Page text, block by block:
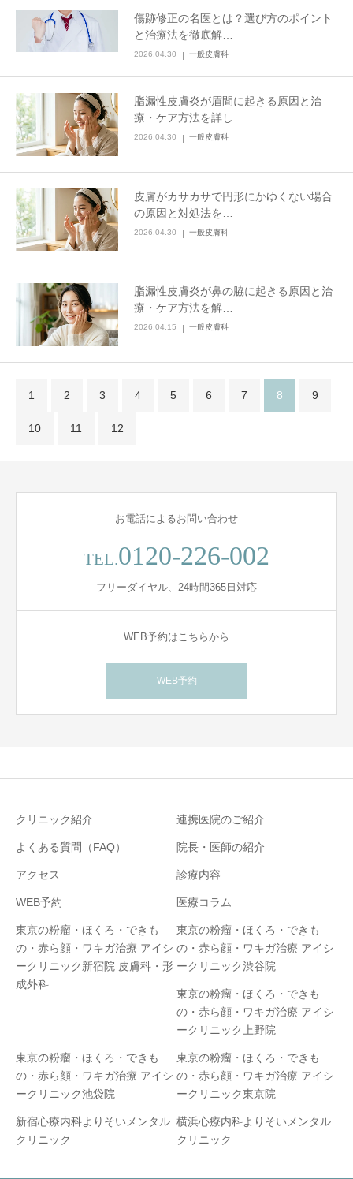
傷跡修正の名医とは？選び方のポイント
と治療法を徹底解…
2026.04.30 一般皮膚科
脂漏性皮膚炎が眉間に起きる原因と治
療・ケア方法を詳し…
2026.04.30 一般皮膚科
皮膚がカサカサで円形にかゆくない場合
の原因と対処法を…
2026.04.30 一般皮膚科
脂漏性皮膚炎が鼻の脇に起きる原因と治
療・ケア方法を解…
2026.04.15 一般皮膚科
1 2 3 4 5 6 7 8 9
10 11 12
お電話によるお問い合わせ
TEL.0120-226-002
フリーダイヤル、24時間365日対応
WEB予約はこちらから
WEB予約
クリニック紹介 連携医院のご紹介
よくある質問（FAQ） 院長・医師の紹介
アクセス 診療内容
WEB予約 医療コラム
東京の粉瘤・ほくろ・できも
の・赤ら顔・ワキガ治療 アイシ
ークリニック新宿院 皮膚科・形
成外科
東京の粉瘤・ほくろ・できも
の・赤ら顔・ワキガ治療 アイシ
ークリニック渋谷院
東京の粉瘤・ほくろ・できも
の・赤ら顔・ワキガ治療 アイシ
ークリニック上野院
東京の粉瘤・ほくろ・できも
の・赤ら顔・ワキガ治療 アイシ
ークリニック池袋院
東京の粉瘤・ほくろ・できも
の・赤ら顔・ワキガ治療 アイシ
ークリニック東京院
新宿心療内科よりそいメンタル
クリニック
横浜心療内科よりそいメンタル
クリニック